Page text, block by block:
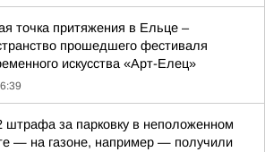
точка притяжения в Ельце –
прошедшего фестиваля
искусства «Арт-Елец»
штрафа за парковку в неположенном
— на газоне, например — получили